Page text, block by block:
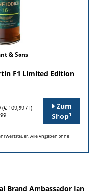
& Sons
F1 Limited Edition
(€ 109,99 / l)
Zum
Shop1
Alle Angaben ohne
Brand Ambassador Ian